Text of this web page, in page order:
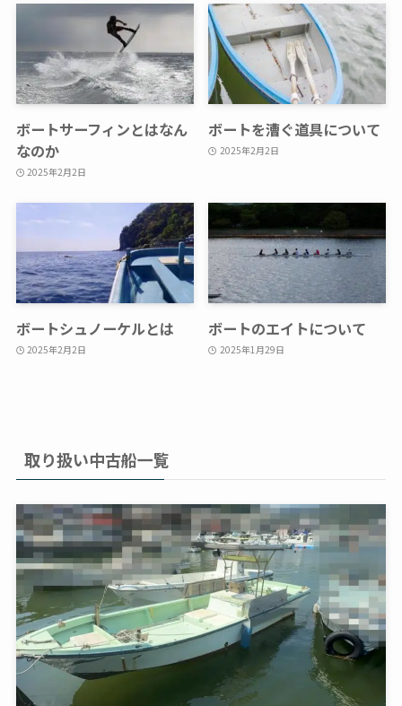
ボートサーフィンとはなん
なのか
2025年2月2日
ボートを漕ぐ道具について
2025年2月2日
ボートシュノーケルとは
2025年2月2日
ボートのエイトについて
2025年1月29日
取り扱い中古船一覧